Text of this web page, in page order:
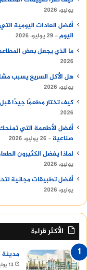
يوليو، 2026
أفضل العادات اليومية
اليوم
29 يوليو، 2026
ما الذي يجعل بعض
2026
هل الأكل السريع يسبب
يوليو، 2026
كيف تختار مطعمًا جيدًا قبل
2026
أفضل الأطعمة التي
صناعية
26 يوليو، 2026
لماذا يفضل الكثيرون
يوليو، 2026
أفضل تطبيقات مجانية
يوليو، 2026
الأكثر قراءة
مدينة
13 يوليو، 2025